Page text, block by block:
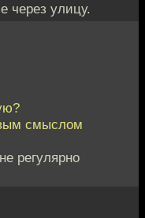
через улицу.
смыслом
регулярно